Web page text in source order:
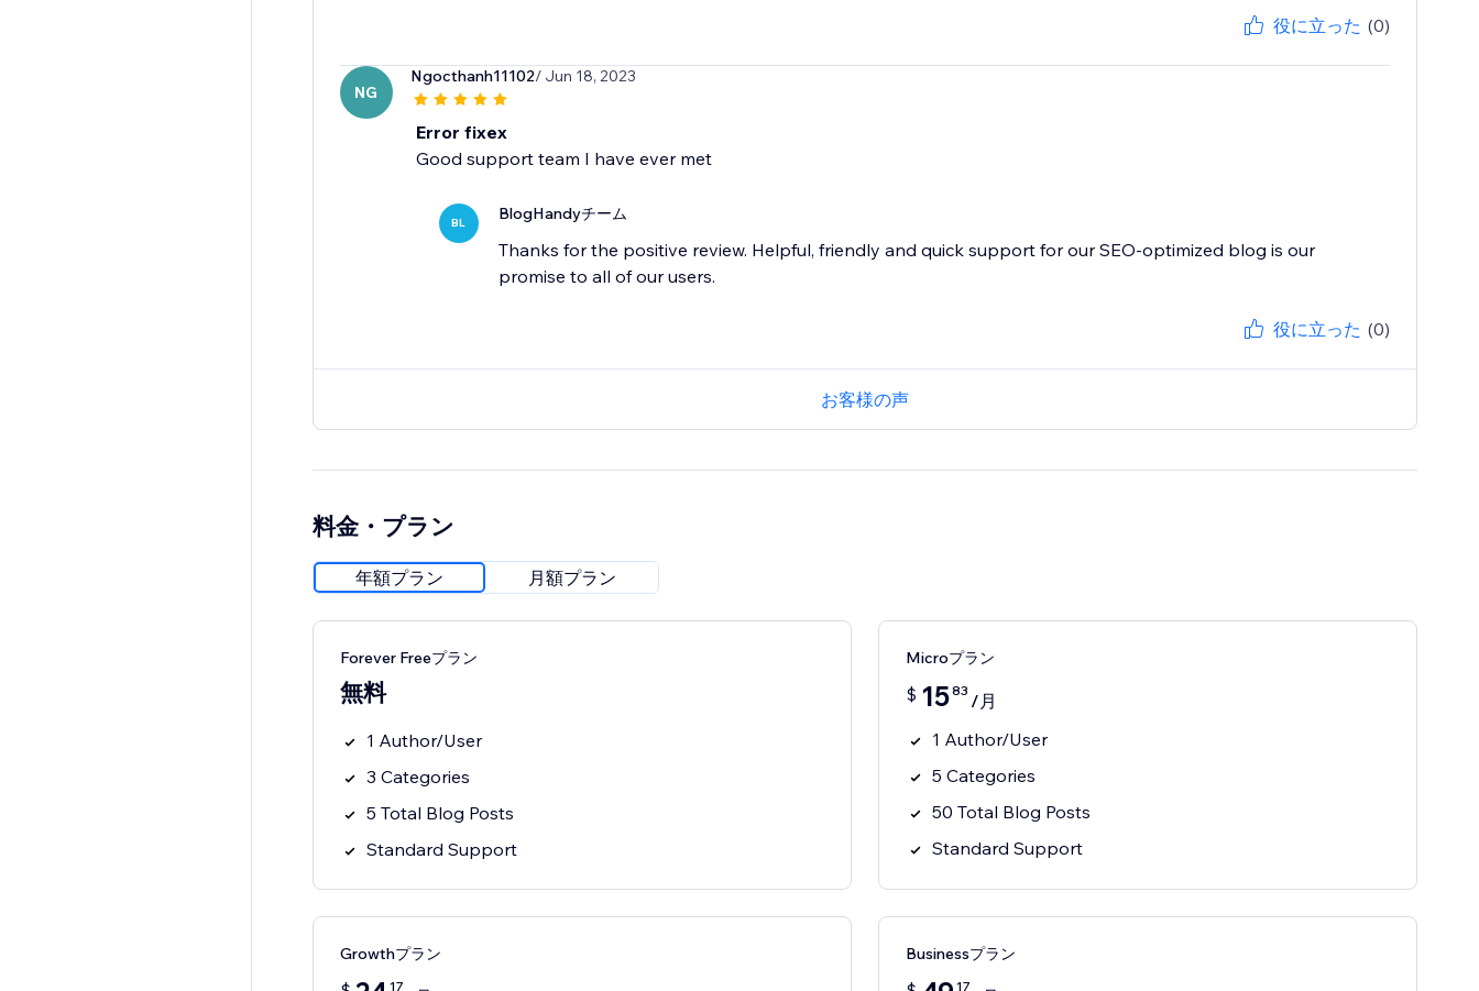
役に立った (0)
NG
Ngocthanh11102/ Jun 18, 2023
Error fixex
Good support team I have ever met
BL BlogHandyチーム
Thanks for the positive review. Helpful, friendly and quick support for our SEO-optimized blog is our
promise to all of our users.
役に立った (0)
お客様の声
料金・プラン
年額プラン 月額プラン
Forever Freeプラン
無料
1 Author/User
3 Categories
5 Total Blog Posts
Standard Support
Microプラン
$ 1583 /月
1 Author/User
5 Categories
50 Total Blog Posts
Standard Support
Growthプラン
17
Businessプラン
17